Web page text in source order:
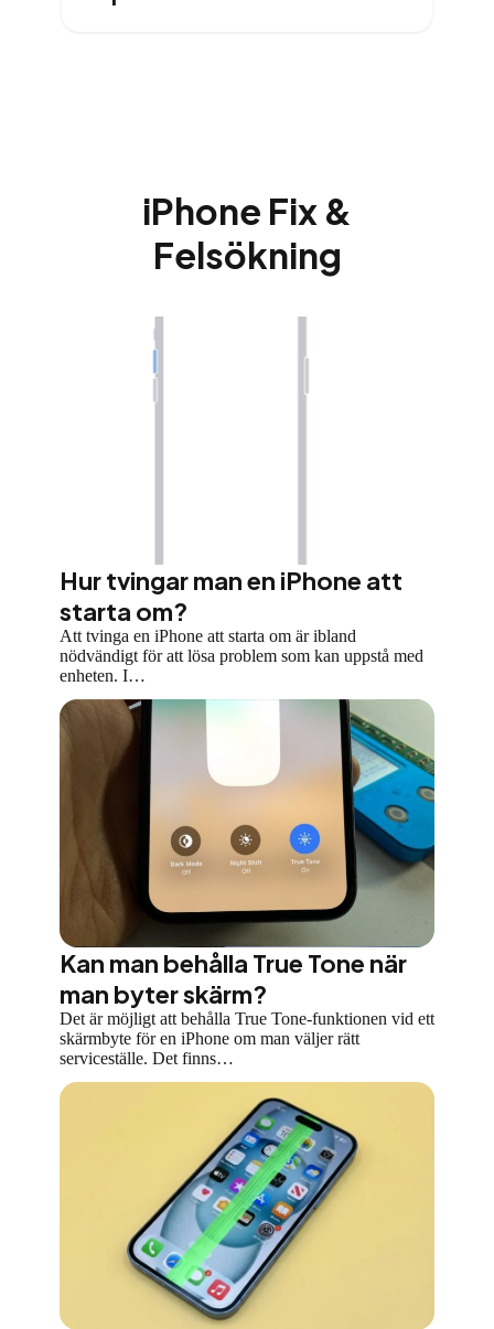
iPhone Fix &
Felsökning
Hur tvingar man en iPhone att
starta om?
Att tvinga en iPhone att starta om är ibland
nödvändigt för att lösa problem som kan uppstå med
enheten. I…
Kan man behålla True Tone när
man byter skärm?
Det är möjligt att behålla True Tone-funktionen vid ett
skärmbyte för en iPhone om man väljer rätt
serviceställe. Det finns…